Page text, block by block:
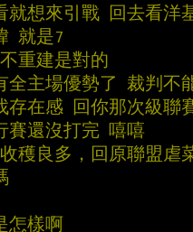
就想來引戰 回去看洋
就是7
重建是對的
全主場優勢了 裁判不
存在感 回你那次級聯
還沒打完 嘻嘻
穫良多，回原聯盟虐
怎樣啊